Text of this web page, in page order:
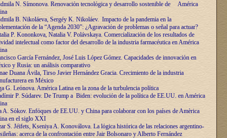
N. Símonova. Renovaciόn tecnolόgica y desarrollo sostenible de América
B. Nikoláeva, Sergéy K. Nikoláev. Impacto de la pandemia en la
de la “Agenda 2030”: ¿Agravaciόn de problemas o señal para actuar?
P. Kononkova, Natalia V. Polávskaya. Comercializaciόn de los resultados de
intelectual como factor del desarrollo de la industria farmacéutica en América
García Fernández, José Luis López Gómez. Capacidades de innovaciόn en
y Rusia: un análisis comparativo
Duana Ávila, Tirso Javier Hernández Gracia. Crecimiento de la industria
en México
G. Leόnova. América Latina en la zona de la turbulencia política
P. Súdarev. De Trump a Biden: evoluciόn de la política de EE.UU. en América
A. Sόkov. Enfόques de EE.UU. y China para colaborar con los países de Amèrica
en el siglo XXI
S. Jéifets, Kseniya A. Konoválova. La lόgica histόrica de las relaciones argentino-
acerca de la confrontaciόn entre Jair Bolsonaro y Alberto Fernández